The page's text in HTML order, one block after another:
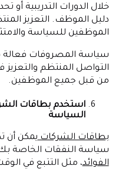
خلال الدورات التدريبية أو
دليل الموظف. التعزيز
الموظفين للسياسة
سياسة المصروفات
التواصل المنتظم
من قبل جميع الموظفين.
استخدم بطاقات
السياسة
بطاقات الشركاتيمكن أن
سياسة النفقات الخاصة
الفوائد، مثل التتبع في